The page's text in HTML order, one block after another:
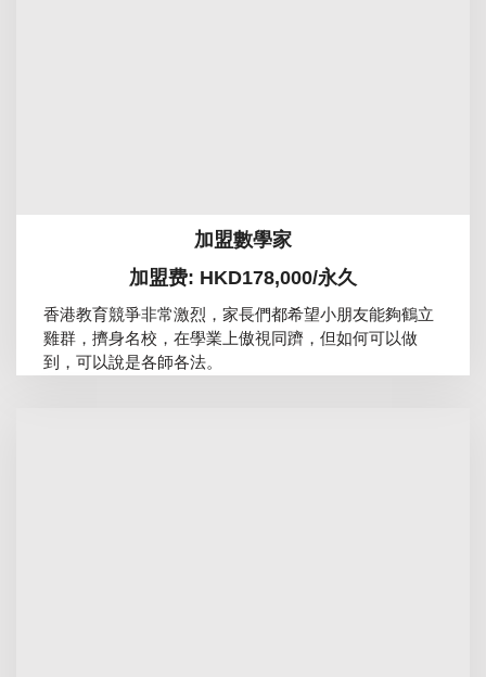
加盟數學家
加盟费: HKD178,000/永久
香港教育競爭非常激烈，家長們都希望小朋友能夠鶴立
雞群，擠身名校，在學業上傲視同躋，但如何可以做
到，可以說是各師各法。